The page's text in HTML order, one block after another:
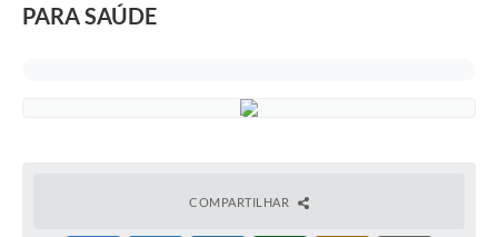
PARA SAÚDE
COMPARTILHAR